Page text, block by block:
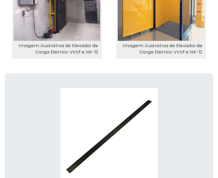
Imagem ilustrativa de Elevador de
Carga Eletrico: VVVF e NR-12
Imagem ilustrativa de Elevador de
Carga Eletrico: VVVF e NR-12